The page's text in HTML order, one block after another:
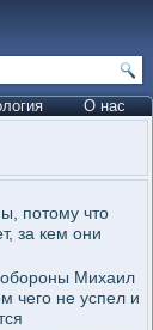
О нас
потому что
за кем они
Михаил
чего не успел и